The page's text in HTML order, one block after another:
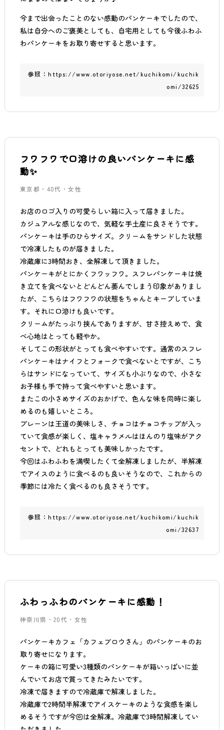
今まで出会ったことのない感動のパンケーキでしたので、
私は自分へのご褒美としても、自宅用としても今後ふわふ
わパンケーキをお取り寄せすると思います。
参照：https://www.otoriyose.net/kuchikomi/kuchik
omi/32625
フワフワで口溶けの良いパンケーキに感
動✨
東京都・40代・女性
お店のロゴ入りの可愛らしい箱に入って届きました。
カジュアルな感じなので、気軽な手土産に良さそうです。
パンケーキは手のひらサイズ。クリームをサンドした状態
で冷凍したものが届きました。
冷蔵庫に3時間おき、全解凍して頂きました。
パンケーキがとにかくフワッフワ。スフレパンケーキは焼
き立てを食べないとどんどん萎んでしまう印象がありまし
たが、こちらはフワフワの状態をちゃんとキープしていま
す。それに口溶けも良いです。
クリームがたっぷり挟んでありますが、甘さ控えめで、食
べ心地はとっても軽やか。
そしてこの形状がとっても食べやすいです。通常のスフレ
パンケーキはナイフとフォークで食べないとですが、こち
らはサンドになっていて、サイズも小ぶりなので、小さな
お子様も手で持って食べやすいと思います。
またこの小さめサイズのおかげで、色んな味を同時に楽し
めるのも嬉しいところ。
プレーンは王道の美味しさ、チョコはチョコチップが入っ
ていて食感が楽しく、塩キャラメルはほんのり塩味がアク
セントで、どれもとっても美味しかったです。
今回はふわふわを満喫したくて全解凍しましたが、半解凍
でアイスのように食べるのも良いそうなので、これからの
季節には冷たく食べるのも良さそうです。
参照：https://www.otoriyose.net/kuchikomi/kuchik
omi/32637
ふわっふわのパンケーキに感動！
神奈川県・20代・女性
パンケーキカフェ「カフェブロウさん」のパンケーキのお
取り寄せになります。
ケーキの箱に可愛い3種類のパンケーキが箱いっぱいに並
んでいてお店で買ってきたみたいです。
冷凍で届きますので冷蔵庫で解凍しました。
冷蔵庫で2時間半解凍でアイスケーキのような食感を楽し
めるそうですが今回は全解凍。冷蔵庫で3時間解凍してい